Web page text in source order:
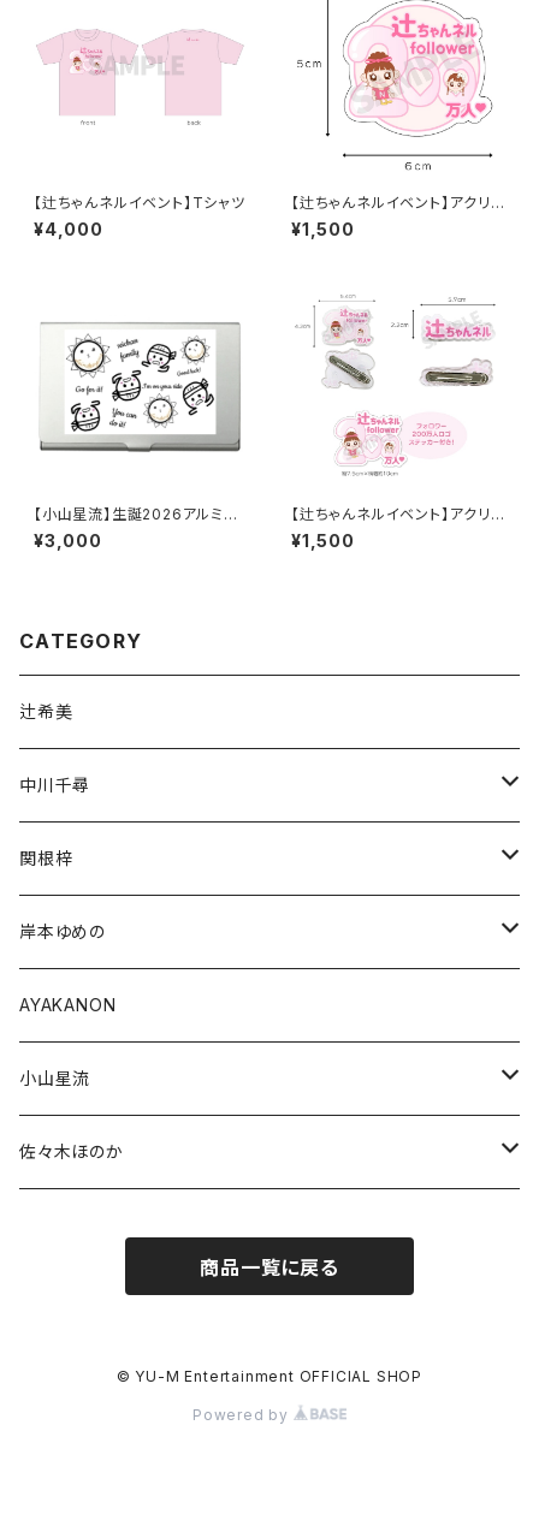
【辻ちゃんネルイベント】Tシャツ
¥4,000
【辻ちゃんネルイベント】アクリル
スマホホルダー
¥1,500
【小山星流】生誕2026アルミ名
刺ケース
¥3,000
【辻ちゃんネルイベント】アクリル
ヘアクリップ
¥1,500
CATEGORY
辻希美
中川千尋
通常商品
受注商品
関根梓
通常商品
受注商品
岸本ゆめの
通常商品
受注商品
AYAKANON
小山星流
受注販売
佐々木ほのか
商品一覧に戻る
© YU-M Entertainment OFFICIAL SHOP
Powered by